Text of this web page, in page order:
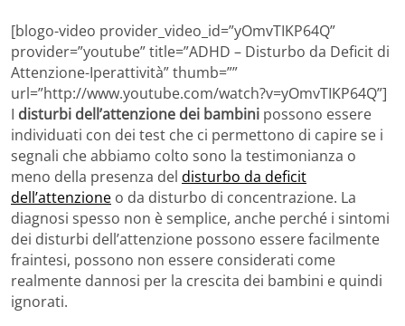
[blogo-video provider_video_id=”yOmvTIKP64Q”
provider=”youtube” title=”ADHD – Disturbo da Deficit di
Attenzione-Iperattività” thumb=””
url=”http://www.youtube.com/watch?v=yOmvTIKP64Q”]
I disturbi dell’attenzione dei bambini possono essere
individuati con dei test che ci permettono di capire se i
segnali che abbiamo colto sono la testimonianza o
meno della presenza del disturbo da deficit
dell’attenzione o da disturbo di concentrazione. La
diagnosi spesso non è semplice, anche perché i sintomi
dei disturbi dell’attenzione possono essere facilmente
fraintesi, possono non essere considerati come
realmente dannosi per la crescita dei bambini e quindi
ignorati.